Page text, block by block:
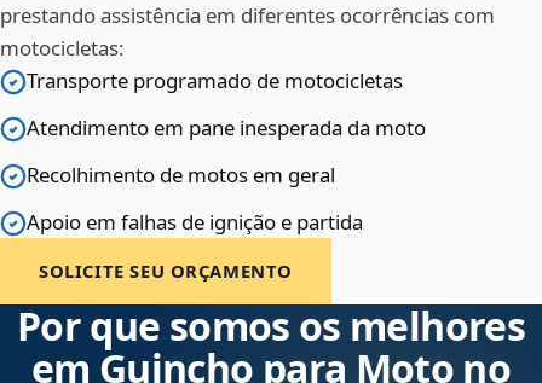
prestando assistência em diferentes ocorrências com
motocicletas:
Transporte programado de motocicletas
Atendimento em pane inesperada da moto
Recolhimento de motos em geral
Apoio em falhas de ignição e partida
SOLICITE SEU ORÇAMENTO
Por que somos os melhores
em Guincho para Moto no